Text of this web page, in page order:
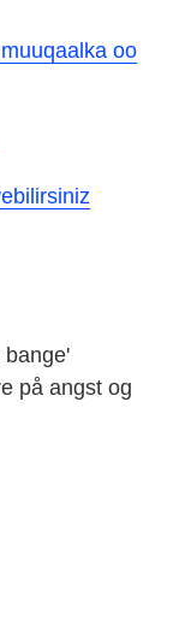
oo
på angst og